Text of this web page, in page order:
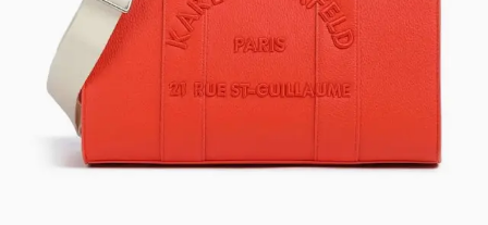
Porte monnaie
Bagagerie
Bagages
Accessoires
Sac de voyage
Nos conseils
Nos Marques